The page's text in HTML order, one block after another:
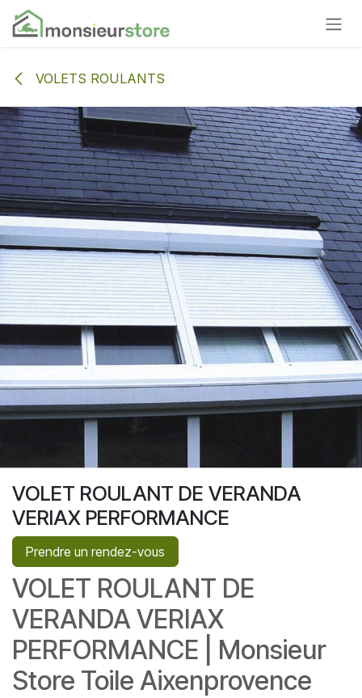
Se rendre au contenu
VOLETS ROULANTS
VOLET ROULANT DE VERANDA
VERIAX PERFORMANCE
Prendre un rendez-vous
VOLET ROULANT DE
VERANDA VERIAX
PERFORMANCE | Monsieur
Store Toile Aixenprovence